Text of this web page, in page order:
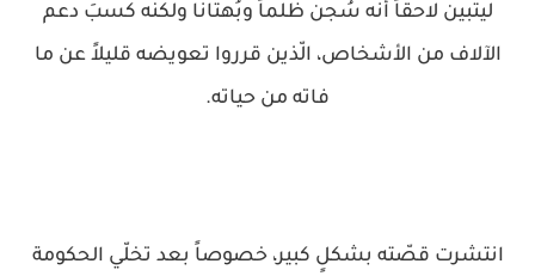
ليتبين لاحقاً أنه سُجن ظُلماً وبُهتانا ولكنه كسبَ دعم
الآلاف من الأشخاص، الّذين قرروا تعويضه قليلاً عن ما
فاته من حياته.
انتشرت قصّته بشكلٍ كبير، خصوصاً بعد تخلّي الحكومة